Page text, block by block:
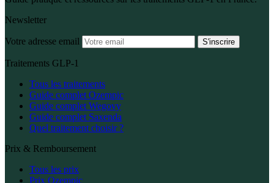
Newsletter
Votre adresse email S'inscrire
Traitements GLP-1
Tous les traitements
Guide complet Ozempic
Guide complet Wegovy
Guide complet Saxenda
Quel traitement choisir ?
Prix & Remboursement
Tous les prix
Prix Ozempic